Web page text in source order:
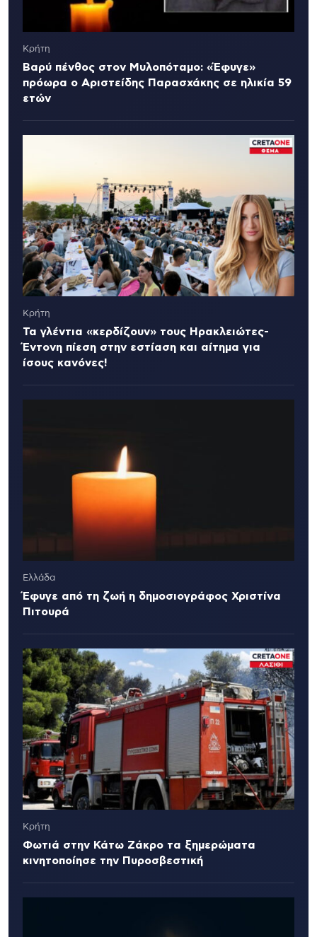
Κρήτη
Βαρύ πένθος στον Μυλοπόταμο: «Έφυγε»
πρόωρα ο Αριστείδης Παρασχάκης σε ηλικία 59
ετών
Κρήτη
Τα γλέντια «κερδίζουν» τους Ηρακλειώτες-
Έντονη πίεση στην εστίαση και αίτημα για
ίσους κανόνες!
Ελλάδα
Έφυγε από τη ζωή η δημοσιογράφος Χριστίνα
Πιτουρά
Κρήτη
Φωτιά στην Κάτω Ζάκρο τα ξημερώματα
κινητοποίησε την Πυροσβεστική